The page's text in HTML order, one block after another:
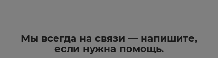
Мы всегда на связи — напишите,
если нужна помощь.